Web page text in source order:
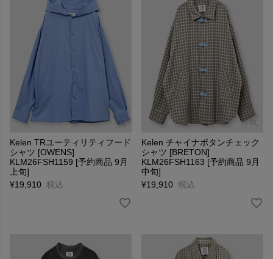
Kelen TRユーティリティフード
シャツ [OWENS]
KLM26FSH1159 [予約商品 9月
上旬]
¥19,910 税込
Kelen チャイナボタンチェック
シャツ [BRETON]
KLM26FSH1163 [予約商品 9月
中旬]
¥19,910 税込